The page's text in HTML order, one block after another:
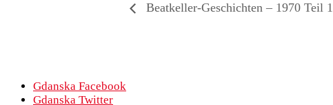
Beatkeller-Geschichten – 1970 Teil 1
Gdanska Facebook
Gdanska Twitter